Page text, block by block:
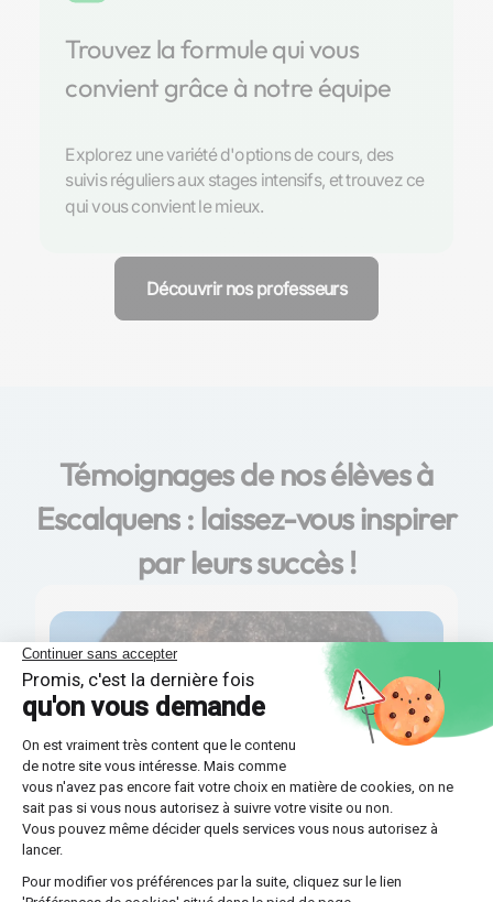
Trouvez la formule qui vous
convient grâce à notre équipe
Explorez une variété d'options de cours, des
suivis réguliers aux stages intensifs, et trouvez ce
qui vous convient le mieux.
Découvrir nos professeurs
Témoignages de nos élèves à
Escalquens : laissez-vous inspirer
par leurs succès !